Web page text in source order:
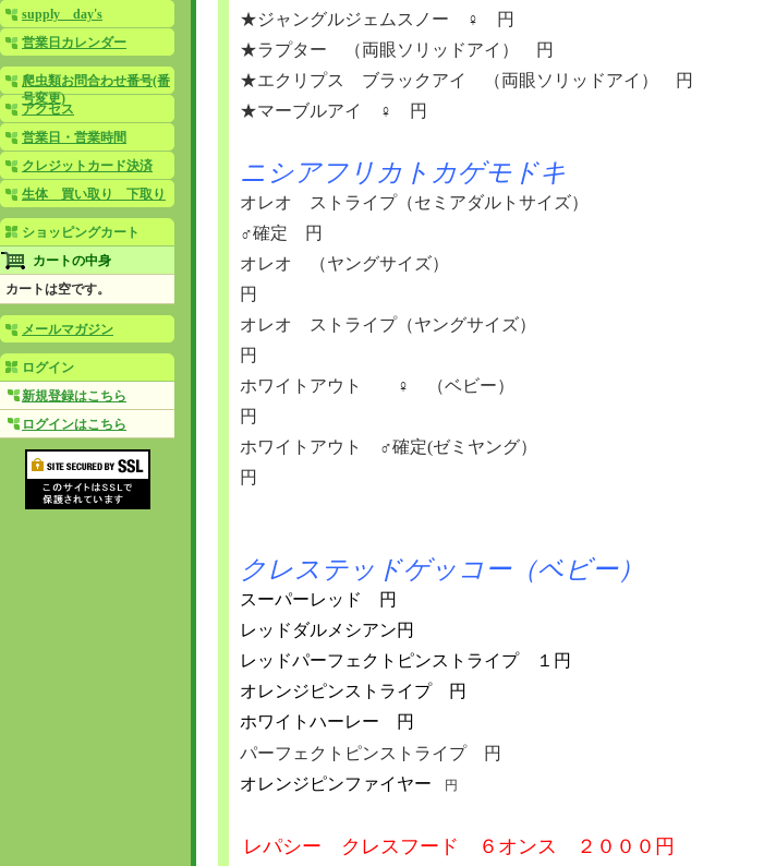
supply day's
営業日カレンダー
爬虫類お問合わせ番号(番
号変更)
アクセス
営業日・営業時間
クレジットカード決済
生体 買い取り 下取り
ショッピングカート
カートの中身
カートは空です。
メールマガジン
ログイン
新規登録はこちら
ログインはこちら
★ジャングルジェムスノー ♀ 円
★ラプター （両眼ソリッドアイ） 円
★エクリプス ブラックアイ （両眼ソリッドアイ） 円
★マーブルアイ ♀ 円
ニシアフリカトカゲモ ドキ
オレオ ストライプ（セミアダルトサイズ）
♂確定 円
オレオ （ヤングサイズ）
円
オレオ ストライプ（ヤングサイズ）
円
ホワイトアウト ♀ （ベビー）
円
ホワイトアウト ♂確定(ゼミヤング）
円
クレステッドゲッコー（ベビー）
スーパーレッド 円
レッドダルメシアン円
レッドパーフェクトピンストライプ １円
オレンジピンストライプ 円
ホワイトハーレー 円
パーフェクトピンストライプ 円
オレンジピンファイヤー 円
レパシー クレスフード ６オンス ２０００円